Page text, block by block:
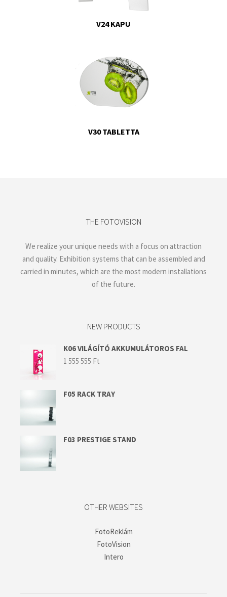
V24 KAPU
V30 TABLETTA
THE FOTOVISION
We realize your unique needs with a focus on attraction
and quality. Exhibition systems that can be assembled and
carried in minutes, which are the most modern installations
of the future.
NEW PRODUCTS
K06 VILÁGÍTÓ AKKUMULÁTOROS FAL
1 555 555 Ft
F05 RACK TRAY
F03 PRESTIGE STAND
OTHER WEBSITES
FotoReklám
FotoVision
Intero